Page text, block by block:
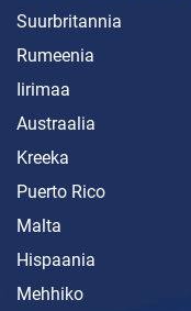
Suurbritannia
Rumeenia
Iirimaa
Austraalia
Kreeka
Puerto Rico
Malta
Hispaania
Mehhiko